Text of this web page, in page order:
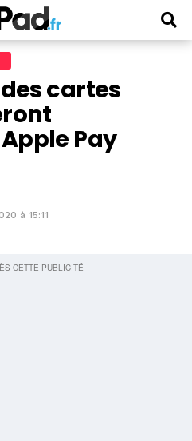
des cartes
Pay
à 15:11